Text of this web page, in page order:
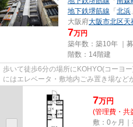
地下鉄堺筋線 「 北浜
大阪府大阪市北区天
7万円
築年数：築10年 ｜募
階数：14階建
歩いて徒歩6分の場所にKOHYO(コーヨ
にはエレベータ・敷地内ごみ置き場な
件。徒歩5分に駅がある物件です...
7万円
(管理費・共
敷：0ヶ月｜